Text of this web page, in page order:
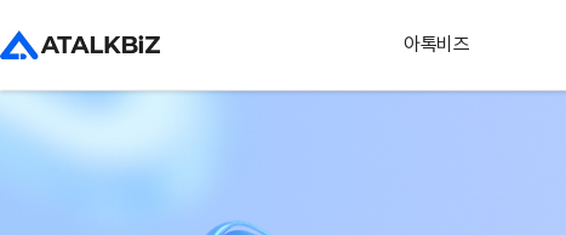
아톡비즈